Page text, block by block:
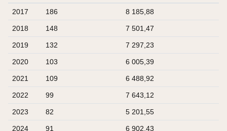
2017 186 8 185,88
2018 148 7 501,47
2019 132 7 297,23
2020 103 6 005,39
2021 109 6 488,92
2022 99 7 643,12
2023 82 5 201,55
2024 91 6 902,43